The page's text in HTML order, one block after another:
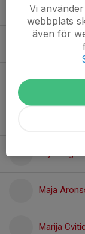
Ines
Julie
Lea
Maja
Marija Cvitic
Vi
webbplats
även för